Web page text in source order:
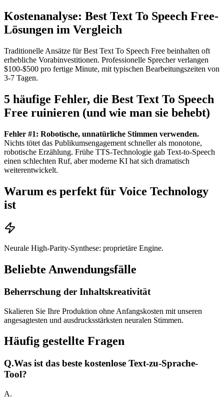
Kostenanalyse: Best Text To Speech Free-
Lösungen im Vergleich
Traditionelle Ansätze für Best Text To Speech Free beinhalten oft
erhebliche Vorabinvestitionen. Professionelle Sprecher verlangen
$100-$500 pro fertige Minute, mit typischen Bearbeitungszeiten von
3-7 Tagen.
5 häufige Fehler, die Best Text To Speech
Free ruinieren (und wie man sie behebt)
Fehler #1: Robotische, unnatürliche Stimmen verwenden.
Nichts tötet das Publikumsengagement schneller als monotone,
robotische Erzählung. Frühe TTS-Technologie gab Text-to-Speech
einen schlechten Ruf, aber moderne KI hat sich dramatisch
weiterentwickelt.
Warum es perfekt für Voice Technology
ist
Neurale High-Parity-Synthese: proprietäre Engine.
Beliebte Anwendungsfälle
Beherrschung der Inhaltskreativität
Skalieren Sie Ihre Produktion ohne Anfangskosten mit unseren
angesagtesten und ausdrucksstärksten neuralen Stimmen.
Häufig gestellte Fragen
Q.Was ist das beste kostenlose Text-zu-Sprache-
Tool?
A.